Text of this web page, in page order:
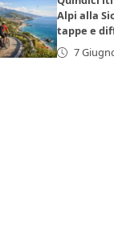
Alpi alla
tappe e
7